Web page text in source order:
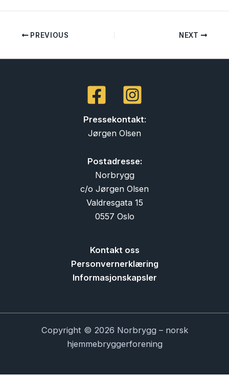
PREVIOUS NEXT
Pressekontakt:
Jørgen Olsen
Postadresse:
Norbrygg
c/o Jørgen Olsen
Valdresgata 15
0557 Oslo
Kontakt oss
Personvernerklæring
Informasjonskapsler
Copyright © 2026 Norbrygg – norsk
hjemmebryggerforening